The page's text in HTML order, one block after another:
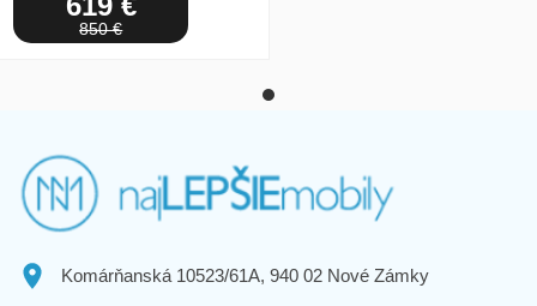
850 €
Komárňanská 10523/61A, 940 02 Nové Zámky